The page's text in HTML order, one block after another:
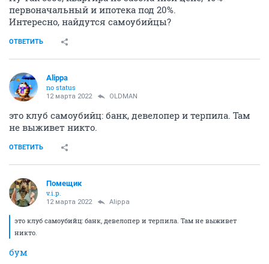
первоначальный и ипотека под 20%.
Интересно, найдутся самоубийцы?
ОТВЕТИТЬ
Alippa
no status
12 марта 2022 OLDMAN
это клуб самоубийц: банк, девелопер и терпила. Там
не выживет никто.
ОТВЕТИТЬ
Помещик
v.i.p.
12 марта 2022 Alippa
это клуб самоубийц: банк, девелопер и терпила. Там не выживет
никто.
бум